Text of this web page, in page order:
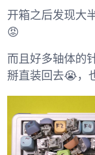
开箱之后发现大
😡
而且好多轴体的
掰直装回去😭，